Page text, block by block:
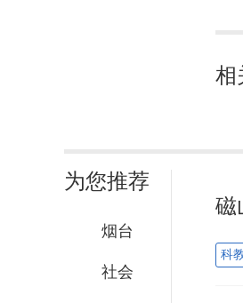
相
磁
科
为您推荐
烟台
社会